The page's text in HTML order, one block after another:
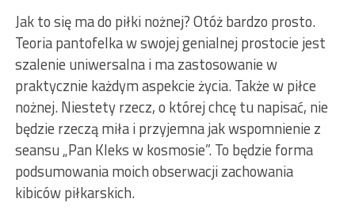
Jak to się ma do piłki nożnej? Otóż bardzo prosto.
Teoria pantofelka w swojej genialnej prostocie jest
szalenie uniwersalna i ma zastosowanie w
praktycznie każdym aspekcie życia. Także w piłce
nożnej. Niestety rzecz, o której chcę tu napisać, nie
będzie rzeczą miła i przyjemna jak wspomnienie z
seansu „Pan Kleks w kosmosie”. To będzie forma
podsumowania moich obserwacji zachowania
kibiców piłkarskich.